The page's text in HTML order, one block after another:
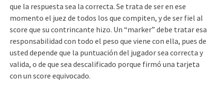
que la respuesta sea la correcta. Se trata de ser en ese
momento el juez de todos los que compiten, y de ser fiel al
score que su contrincante hizo. Un “marker” debe tratar esa
responsabilidad con todo el peso que viene con ella, pues de
usted depende que la puntuación del jugador sea correcta y
valida, o de que sea descalificado porque firmó una tarjeta
con un score equivocado.